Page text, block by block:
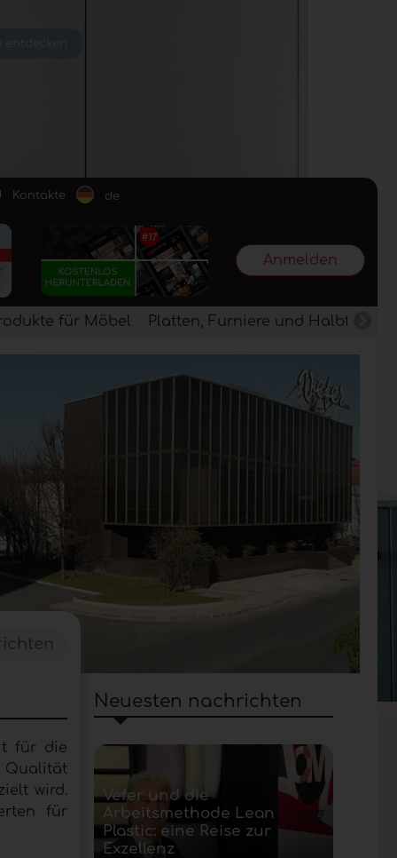
Kontakte de
Anmelden
für Möbel Platten, Furniere und
für die
Qualität
wird.
für
Neuesten nachrichten
Vefer und die
Arbeitsmethode Lean
Plastic: eine Reise zur
Exzellenz